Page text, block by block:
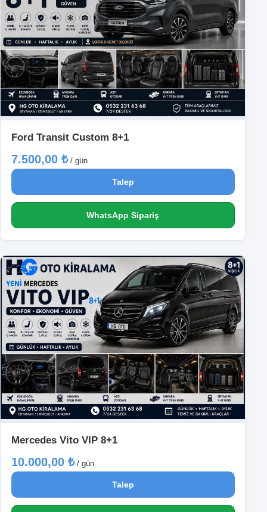
Ford Transit Custom 8+1
7.500,00 ₺ / gün
Talep
WhatsApp Sipariş
Mercedes Vito VIP 8+1
10.000,00 ₺ / gün
Talep